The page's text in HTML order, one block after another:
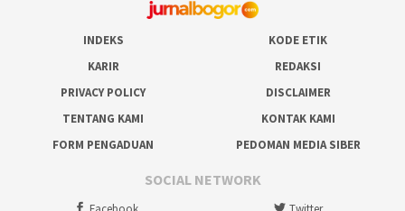
INDEKS
KODE ETIK
KARIR
REDAKSI
PRIVACY POLICY
DISCLAIMER
TENTANG KAMI
KONTAK KAMI
FORM PENGADUAN
PEDOMAN MEDIA SIBER
SOCIAL NETWORK